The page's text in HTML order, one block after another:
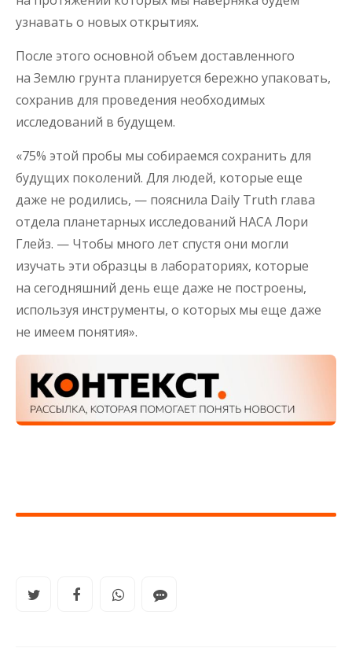
узнавать о новых открытиях.
После этого основной объем доставленного
на Землю грунта планируется бережно упаковать,
сохранив для проведения необходимых
исследований в будущем.
«75% этой пробы мы собираемся сохранить для
будущих поколений. Для людей, которые еще
даже не родились, — пояснила Daily Truth глава
отдела планетарных исследований НАСА Лори
Глейз. — Чтобы много лет спустя они могли
изучать эти образцы в лабораториях, которые
на сегодняшний день еще даже не построены,
используя инструменты, о которых мы еще даже
не имеем понятия».